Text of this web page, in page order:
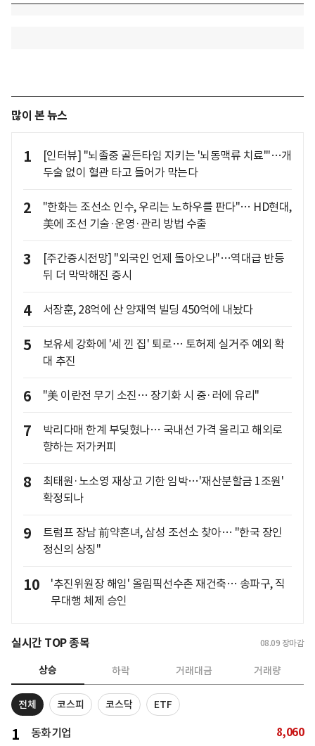
많이 본 뉴스
1
[인터뷰] "뇌졸중 골든타임 지키는 '뇌동맥류 치료'"…개
두술 없이 혈관 타고 들어가 막는다
2
"한화는 조선소 인수, 우리는 노하우를 판다"… HD현대,
美에 조선 기술·운영·관리 방법 수출
3
[주간증시전망] "외국인 언제 돌아오나"…역대급 반등
뒤 더 막막해진 증시
4 서장훈, 28억에 산 양재역 빌딩 450억에 내놨다
5
보유세 강화에 '세 낀 집' 퇴로… 토허제 실거주 예외 확
대 추진
6 "美 이란전 무기 소진… 장기화 시 중·러에 유리"
7
박리다매 한계 부딪혔나… 국내선 가격 올리고 해외로
향하는 저가커피
8
최태원·노소영 재상고 기한 임박…'재산분할금 1조원'
확정되나
9
트럼프 장남 前약혼녀, 삼성 조선소 찾아… "한국 장인
정신의 상징"
10
'추진위원장 해임' 올림픽선수촌 재건축… 송파구, 직
무대행 체제 승인
실시간 TOP 종목 08.09 장마감
상승 하락 거래대금 거래량
전체 코스피 코스닥 ETF
1 동화기업 8,060